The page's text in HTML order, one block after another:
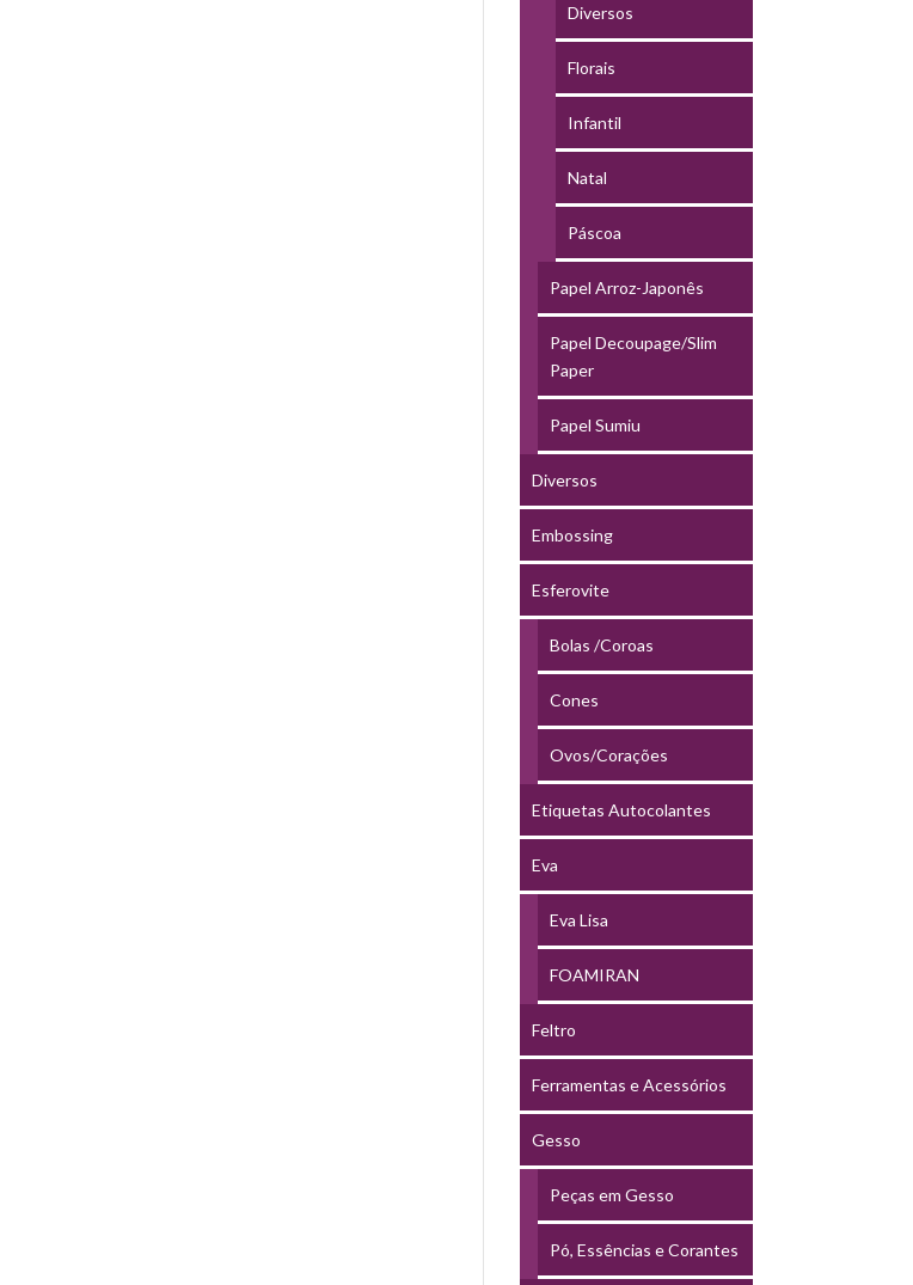
Diversos
Florais
Infantil
Natal
Páscoa
Papel Arroz-Japonês
Papel Decoupage/Slim
Paper
Papel Sumiu
Diversos
Embossing
Esferovite
Bolas /Coroas
Cones
Ovos/Corações
Etiquetas Autocolantes
Eva
Eva Lisa
FOAMIRAN
Feltro
Ferramentas e Acessórios
Gesso
Peças em Gesso
Pó, Essências e Corantes